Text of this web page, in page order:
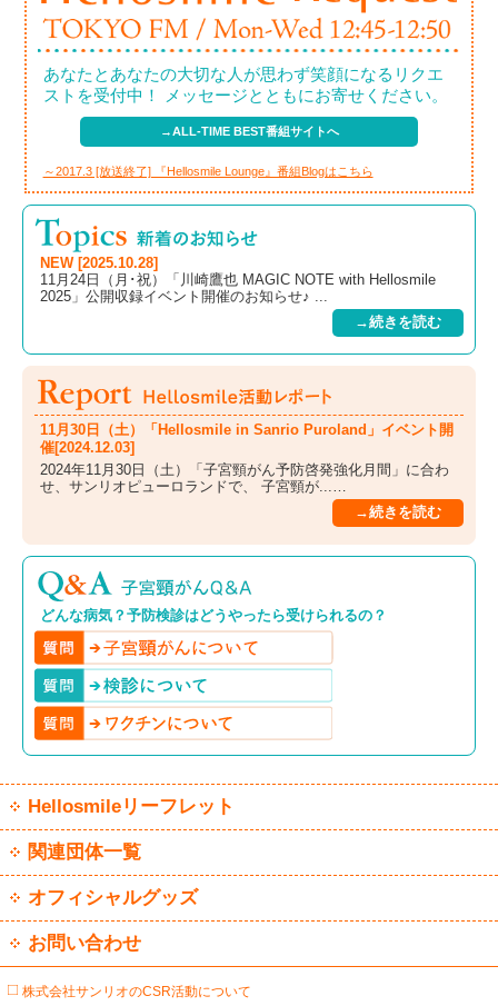
あなたとあなたの大切な人が思わず笑顔になるリクエ
ストを受付中！ メッセージとともにお寄せください。
→ALL-TIME BEST番組サイトへ
～2017.3 [放送終了] 『Hellosmile Lounge』番組Blogはこちら
NEW [2025.10.28]
11月24日（月･祝）「川崎鷹也 MAGIC NOTE with Hellosmile
2025」公開収録イベント開催のお知らせ♪ ...
→続きを読む
11月30日（土）「Hellosmile in Sanrio Puroland」イベント開
催[2024.12.03]
2024年11月30日（土）「子宮頸がん予防啓発強化月間」に合わ
せ、サンリオピューロランドで、 子宮頸が...…
→続きを読む
どんな病気？予防検診はどうやったら受けられるの？
Hellosmileリーフレット
関連団体一覧
オフィシャルグッズ
お問い合わせ
株式会社サンリオのCSR活動について